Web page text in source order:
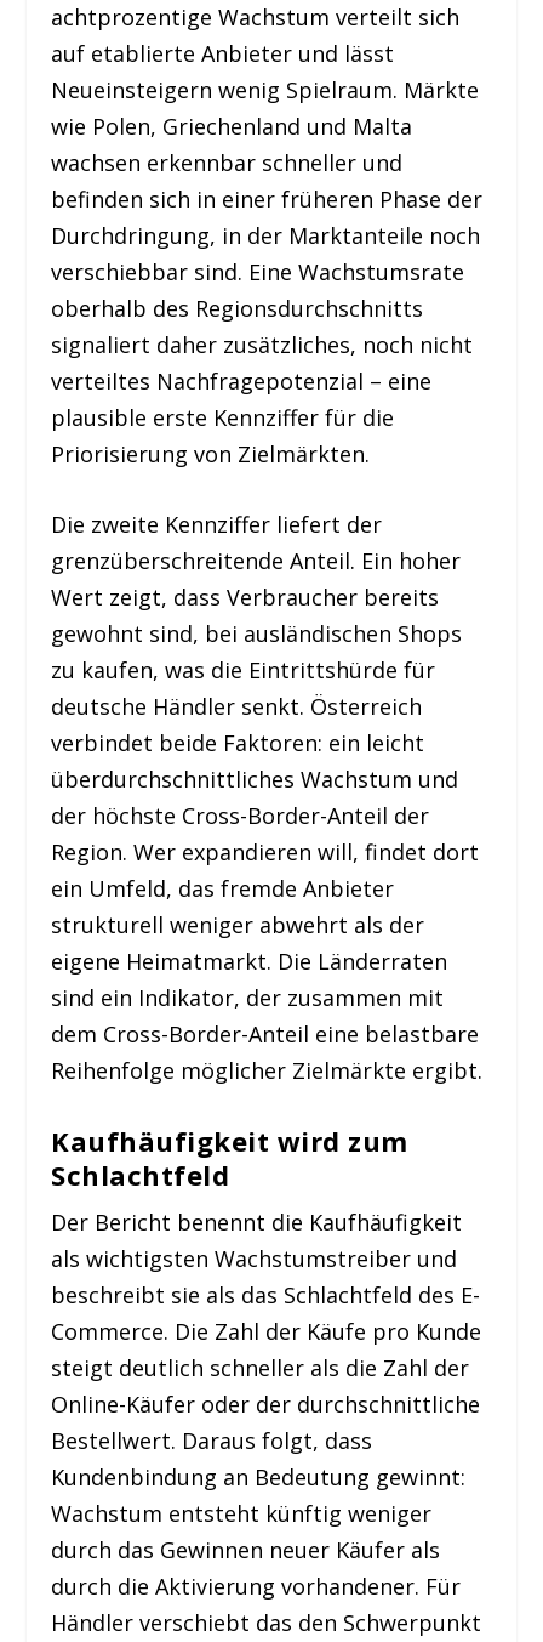
achtprozentige Wachstum verteilt sich
auf etablierte Anbieter und lässt
Neueinsteigern wenig Spielraum. Märkte
wie Polen, Griechenland und Malta
wachsen erkennbar schneller und
befinden sich in einer früheren Phase der
Durchdringung, in der Marktanteile noch
verschiebbar sind. Eine Wachstumsrate
oberhalb des Regionsdurchschnitts
signaliert daher zusätzliches, noch nicht
verteiltes Nachfragepotenzial – eine
plausible erste Kennziffer für die
Priorisierung von Zielmärkten.
Die zweite Kennziffer liefert der
grenzüberschreitende Anteil. Ein hoher
Wert zeigt, dass Verbraucher bereits
gewohnt sind, bei ausländischen Shops
zu kaufen, was die Eintrittshürde für
deutsche Händler senkt. Österreich
verbindet beide Faktoren: ein leicht
überdurchschnittliches Wachstum und
der höchste Cross-Border-Anteil der
Region. Wer expandieren will, findet dort
ein Umfeld, das fremde Anbieter
strukturell weniger abwehrt als der
eigene Heimatmarkt. Die Länderraten
sind ein Indikator, der zusammen mit
dem Cross-Border-Anteil eine belastbare
Reihenfolge möglicher Zielmärkte ergibt.
Kaufhäufigkeit wird zum
Schlachtfeld
Der Bericht benennt die Kaufhäufigkeit
als wichtigsten Wachstumstreiber und
beschreibt sie als das Schlachtfeld des E-
Commerce. Die Zahl der Käufe pro Kunde
steigt deutlich schneller als die Zahl der
Online-Käufer oder der durchschnittliche
Bestellwert. Daraus folgt, dass
Kundenbindung an Bedeutung gewinnt:
Wachstum entsteht künftig weniger
durch das Gewinnen neuer Käufer als
durch die Aktivierung vorhandener. Für
Händler verschiebt das den Schwerpunkt